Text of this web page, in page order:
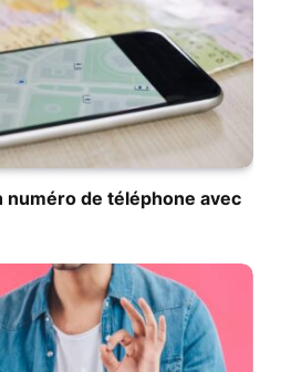
numéro de téléphone avec